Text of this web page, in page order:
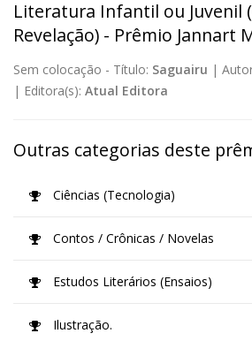
Literatura Infantil ou Juvenil
Revelação) - Prêmio Jannart
Sem colocação - Título: Saguairu |
| Editora(s): Atual Editora
Outras categorias deste
Ciências (Tecnologia)
Contos / Crônicas / Novelas
Estudos Literários (Ensaios)
Ilustração.